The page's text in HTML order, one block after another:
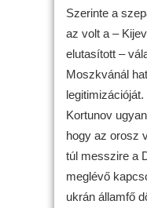
Szerinte a
az volt a –
elutasított –
Moszkvánál
legitimizációját.
Kortunov
hogy az orosz
túl messzire a
meglévő
ukrán államfő